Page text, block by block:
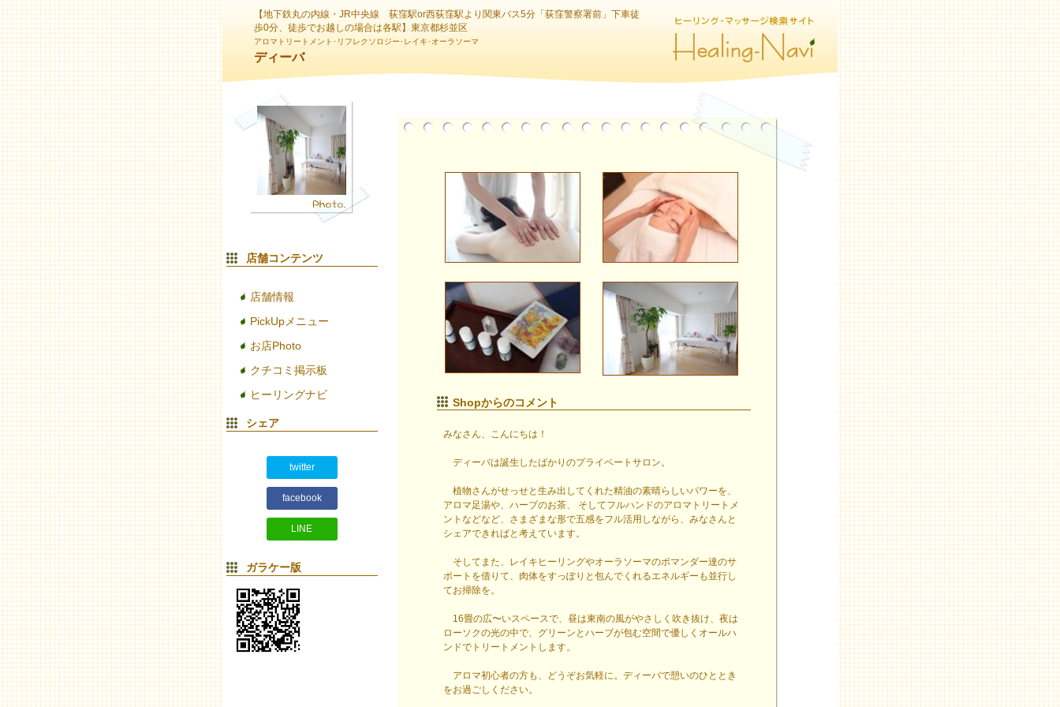
【地下鉄丸の内線・JR中央線 荻窪駅or西荻窪駅より関東バス5分「荻窪警察署前」下車徒
歩0分、徒歩でお越しの場合は各駅】東京都杉並区
アロマトリートメント･リフレクソロジー･レイキ･オーラソーマ
ディーバ
店舗コンテンツ
店舗情報
PickUpメニュー
お店Photo
クチコミ掲示板
ヒーリングナビ
シェア
twitter
facebook
LINE
ガラケー版
Shopからのコメント
みなさん、こんにちは！
ディーバは誕生したばかりのプライベートサロン。
植物さんがせっせと生み出してくれた精油の素晴らしいパワーを、
アロマ足湯や、ハーブのお茶、 そしてフルハンドのアロマトリートメ
ントなどなど、さまざまな形で五感をフル活用しながら、みなさんと
シェアできればと考えています。
そしてまた、レイキヒーリングやオーラソーマのポマンダー達のサ
ポートを借りて、肉体をすっぽりと包んでくれるエネルギーも並行し
てお掃除を。
16畳の広〜いスペースで、昼は東南の風がやさしく吹き抜け、夜は
ローソクの光の中で、グリーンとハーブが包む空間で優しくオールハ
ンドでトリートメントします。
アロマ初心者の方も、どうぞお気軽に。ディーバで憩いのひととき
をお過ごしください。